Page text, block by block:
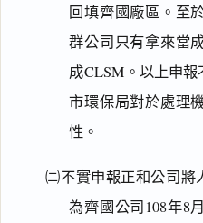
回填齊國廠區。至
群公司只有拿來當
成CLSM。以上申
市環保局對於處理
性。
㈡不實申報正和公司將
為齊國公司108年8